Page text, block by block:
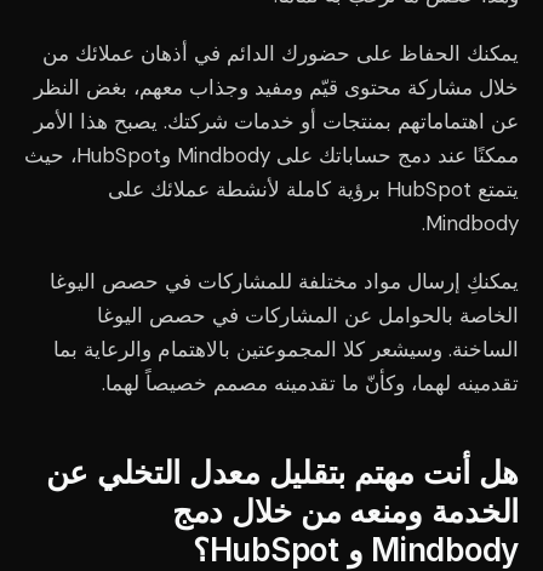
يمكنك الحفاظ على حضورك الدائم في أذهان عملائك من
خلال مشاركة محتوى قيّم ومفيد وجذاب معهم، بغض النظر
عن اهتماماتهم بمنتجات أو خدمات شركتك. يصبح هذا الأمر
ممكنًا عند دمج حساباتك على Mindbody وHubSpot، حيث
يتمتع HubSpot برؤية كاملة لأنشطة عملائك على
Mindbody.
يمكنكِ إرسال مواد مختلفة للمشاركات في حصص اليوغا
الخاصة بالحوامل عن المشاركات في حصص اليوغا
الساخنة. وسيشعر كلا المجموعتين بالاهتمام والرعاية بما
تقدمينه لهما، وكأنّ ما تقدمينه مصمم خصيصاً لهما.
هل أنت مهتم بتقليل معدل التخلي عن
الخدمة ومنعه من خلال دمج
Mindbody و HubSpot؟